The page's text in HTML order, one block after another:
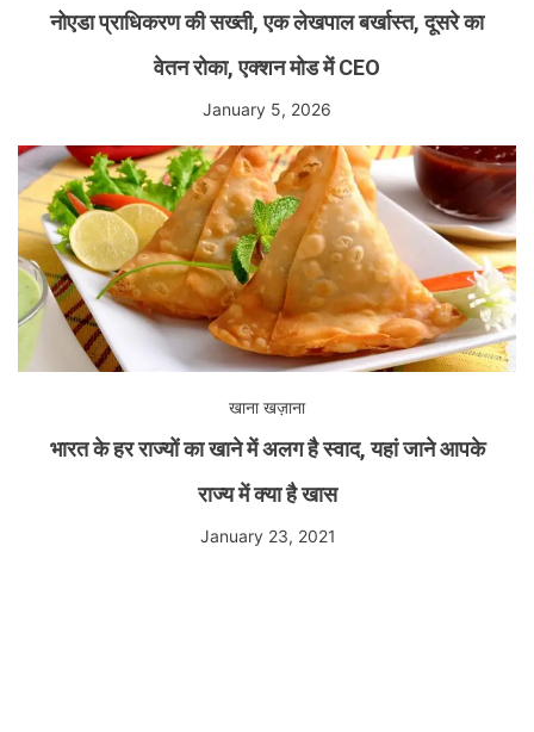
नोएडा प्राधिकरण की सख्ती, एक लेखपाल बर्खास्त, दूसरे का
वेतन रोका, एक्शन मोड में CEO
January 5, 2026
खाना खज़ाना
भारत के हर राज्यों का खाने में अलग है स्वाद, यहां जाने आपके
राज्य में क्या है खास
January 23, 2021